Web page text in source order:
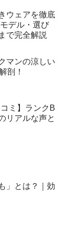
ウェアを徹底
デル・選び
で完全解説
マンの涼しい
剖！
ミ】ランクB
リアルな声と
」とは？｜効